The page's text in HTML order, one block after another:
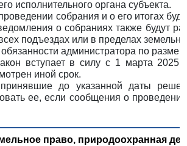
исполнительного органа субъекта.
собрания и о его итогах
о собраниях также будут
подъездах или в пределах
обязанности администратора по
вступает в силу с 1 марта 2025
иной срок.
принявшие до указанной даты
ее, если сообщения о
право, природоохранная